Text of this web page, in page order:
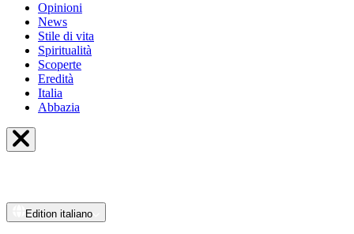
Opinioni
News
Stile di vita
Spiritualità
Scoperte
Eredità
Italia
Abbazia
Edition italiano